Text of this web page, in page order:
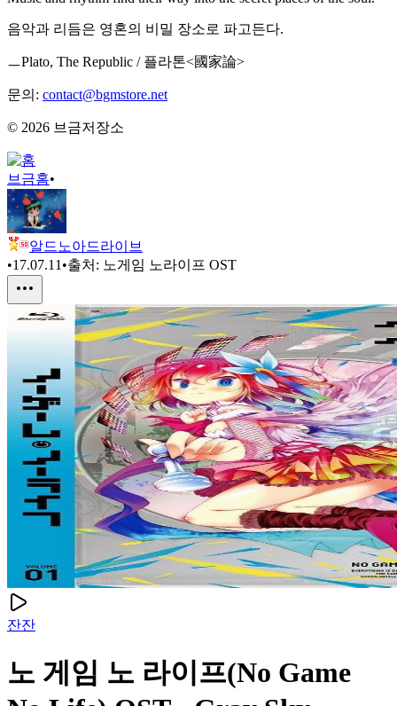
음악과 리듬은 영혼의 비밀 장소로 파고든다.
ㅡPlato, The Republic / 플라톤<國家論>
문의: contact@bgmstore.net
© 2026 브금저장소
브금홈•
알드노아드라이브
•17.07.11 •출처: 노게임 노라이프 OST
잔잔
노 게임 노 라이프(No Game